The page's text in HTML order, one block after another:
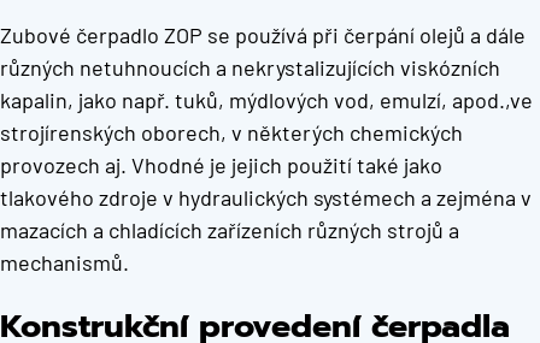
Zubové čerpadlo ZOP se používá při čerpání olejů a dále
různých netuhnoucích a nekrystalizujících viskózních
kapalin, jako např. tuků, mýdlových vod, emulzí, apod.,ve
strojírenských oborech, v některých chemických
provozech aj. Vhodné je jejich použití také jako
tlakového zdroje v hydraulických systémech a zejména v
mazacích a chladících zařízeních různých strojů a
mechanismů.
Konstrukční provedení čerpadla